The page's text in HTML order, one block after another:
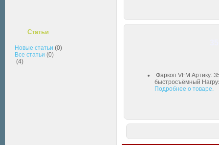
Статьи
Новые статьи (0)
Все статьи (0)
(4)
Фаркоп VFM Артику:
быстросъёмный
Подробнее о товаре.